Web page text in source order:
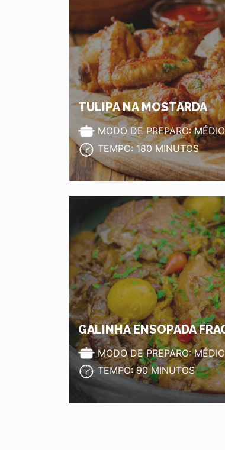
TULIPA NA MOSTARDA
MODO DE PREPARO: MÉDIO
TEMPO: 180 MINUTOS
GALINHA ENSOPADA
MODO DE PREPARO: MÉDIO
TEMPO: 90 MINUTOS